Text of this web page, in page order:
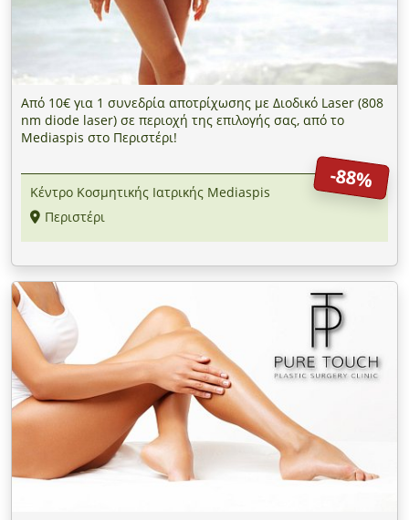
Από 10€ για 1 συνεδρία αποτρίχωσης με Διοδικό Laser (808
nm diode laser) σε περιοχή της επιλογής σας, από το
Mediaspis στο Περιστέρι!
-88%
Κέντρο Κοσμητικής Ιατρικής Mediaspis
Περιστέρι